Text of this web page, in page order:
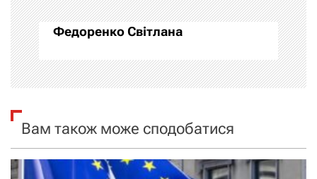
а
ц
і
а
Федоренко Світлана
Вам також може сподобатися